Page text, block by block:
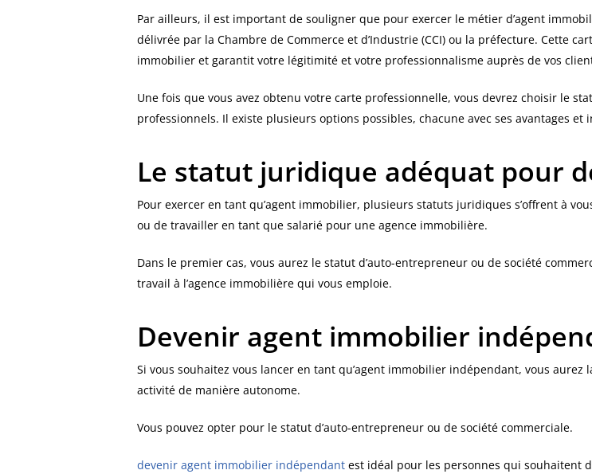
Par ailleurs, il est important de souligner que pour exercer le métier d’agent
délivrée par la Chambre de Commerce et d’Industrie (CCI) ou la préfecture. Cette
immobilier et garantit votre légitimité et votre professionnalisme auprès de vos
Une fois que vous avez obtenu votre carte professionnelle, vous devrez choisir le
professionnels. Il existe plusieurs options possibles, chacune avec ses avantages et
Le statut juridique adéquat pour
Pour exercer en tant qu’agent immobilier, plusieurs statuts juridiques s’offrent à
ou de travailler en tant que salarié pour une agence immobilière.
Dans le premier cas, vous aurez le statut d’auto-entrepreneur ou de société
travail à l’agence immobilière qui vous emploie.
Devenir agent immobilier
Si vous souhaitez vous lancer en tant qu’agent immobilier indépendant, vous
activité de manière autonome.
Vous pouvez opter pour le statut d’auto-entrepreneur ou de société commerciale.
devenir agent immobilier indépendant est idéal pour les personnes qui souhaitent